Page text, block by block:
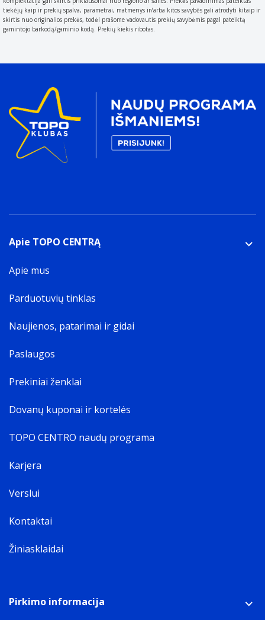
Pakuotės duomenys
Paketo svoris
Weight of the packaged product.
tiekėjų kaip ir prekių spalva, parametrai, matmenys ir/arba kitos savybės gali atrodyti kitaip ir
skirtis nuo originalios prekės, todėl prašome vadovautis prekių savybėmis pagal pateiktą
gamintojo barkodą/gaminio kodą. Prekių kiekis ribotas.
Apie TOPO CENTRĄ
Apie mus
Parduotuvių tinklas
Naujienos, patarimai ir gidai
Paslaugos
Prekiniai ženklai
Dovanų kuponai ir kortelės
TOPO CENTRO naudų programa
Karjera
Verslui
Kontaktai
Žiniasklaidai
Pirkimo informacija